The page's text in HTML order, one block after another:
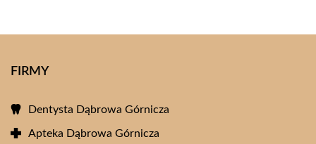
FIRMY
Dentysta Dąbrowa Górnicza
Apteka Dąbrowa Górnicza